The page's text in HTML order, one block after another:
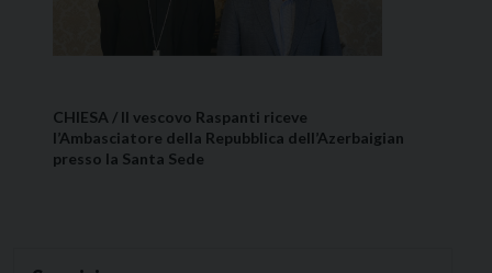
CHIESA / Il vescovo Raspanti riceve
l’Ambasciatore della Repubblica dell’Azerbaigian
presso la Santa Sede